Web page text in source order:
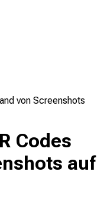
von Screenshots
Codes
auf